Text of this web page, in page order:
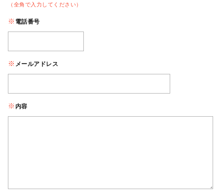
（全角で入力してください）
電話番号
メールアドレス
内容